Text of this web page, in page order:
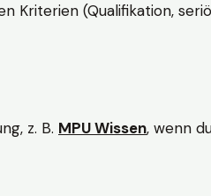
(Qualifikation,
z. B. MPU Wissen, wenn